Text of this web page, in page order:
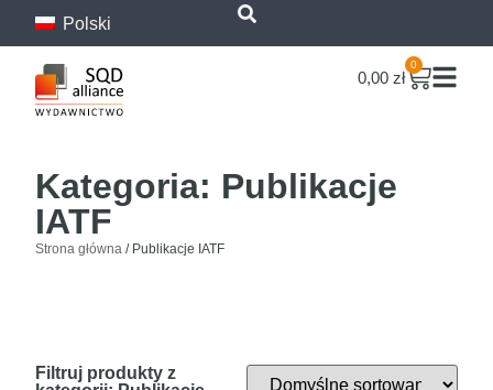
treści
Polski
0,00 zł
0
Kategoria: Publikacje
IATF
Strona główna / Publikacje IATF
Filtruj produkty z